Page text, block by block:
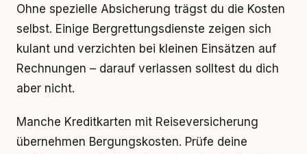
Ohne spezielle Absicherung trägst du die Kosten
selbst. Einige Bergrettungsdienste zeigen sich
kulant und verzichten bei kleinen Einsätzen auf
Rechnungen – darauf verlassen solltest du dich
aber nicht.
Manche Kreditkarten mit Reiseversicherung
übernehmen Bergungskosten. Prüfe deine